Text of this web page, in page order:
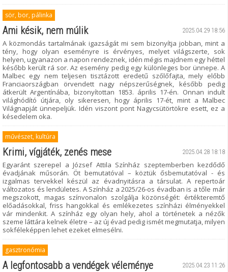
sör, bor, pálinka
2025.04.29 18:56
Ami késik, nem múlik
A közmondás tartalmának igazságát mi sem bizonyítja jobban, mint a
tény, hogy olyan eseményre is érvényes, melyet világszerte, sok
helyen, ugyanazon a napon rendeznek, idén mégis majdnem egy héttel
később került rá sor. Az esemény pedig egy különleges bor ünnepe. A
Malbec egy nem teljesen tisztázott eredetű szőlőfajta, mely előbb
Franciaországban örvendett nagy népszerűségnek, később pedig
átkerült Argentínába, bizonyítottan 1853. április 17-én. Onnan indult
világhódító útjára, oly sikeresen, hogy április 17-ét, mint a Malbec
Világnapját ünnepeljük. Idén viszont pont Nagycsütörtökre esett, ez a
késedelem oka.
művészet, kultúra
2025.04.28 18:18
Krimi, vígjáték, zenés mese
Egyaránt szerepel a József Attila Színház szeptemberben kezdődő
évadjának műsorán. Öt bemutatóval – köztük ősbemutatóval - és
izgalmas tervekkel készül az évadnyitásra a társulat. A repertoár
változatos és lendületes. A Színház a 2025/26-os évadban is a tőle már
megszokott, magas színvonalon szolgálja közönségét: értékteremtő
előadásokkal, friss hangokkal és emlékezetes színházi élményekkel
vár mindenkit. A színház egy olyan hely, ahol a történetek a nézők
szeme láttára kelnek életre – az új évad pedig ismét megmutatja, milyen
sokféleképpen lehet ezeket elmesélni.
gasztronómia
2025.04.23 11:26
A legfontosabb a vendégek véleménye